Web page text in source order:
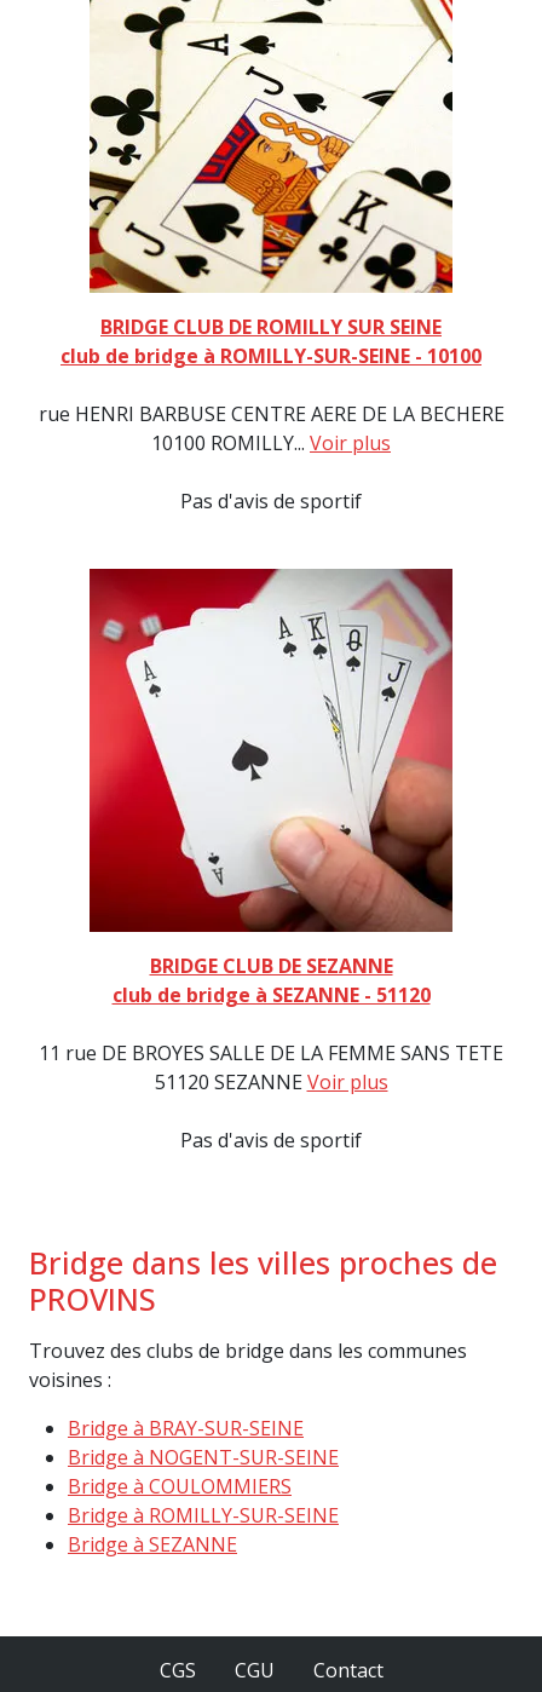
BRIDGE CLUB DE ROMILLY SUR SEINE
club de bridge à ROMILLY-SUR-SEINE - 10100
rue HENRI BARBUSE CENTRE AERE DE LA BECHERE
10100 ROMILLY... Voir plus
Pas d'avis de sportif
BRIDGE CLUB DE SEZANNE
club de bridge à SEZANNE - 51120
11 rue DE BROYES SALLE DE LA FEMME SANS TETE
51120 SEZANNEVoir plus
Pas d'avis de sportif
Bridge dans les villes proches de
PROVINS
Trouvez des clubs de bridge dans les communes
voisines :
Bridge à BRAY-SUR-SEINE
Bridge à NOGENT-SUR-SEINE
Bridge à COULOMMIERS
Bridge à ROMILLY-SUR-SEINE
Bridge à SEZANNE
CGS CGU Contact